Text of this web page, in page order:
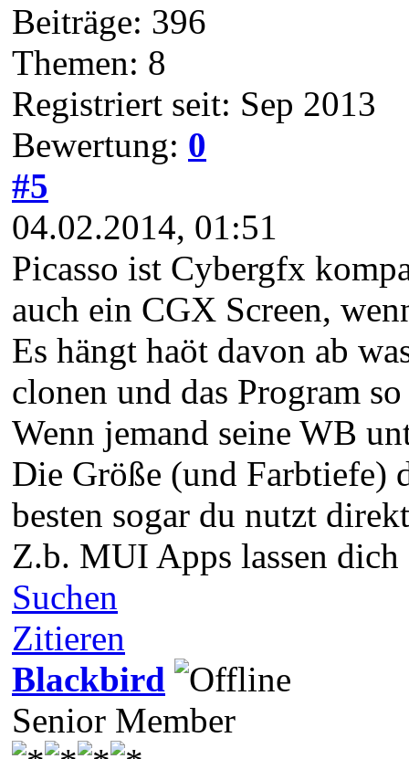
Beiträge: 396
Themen: 8
Registriert seit: Sep 2013
Bewertung: 0
#5
04.02.2014, 01:51
Picasso ist Cybergfx
auch ein CGX Screen,
Es hängt haöt davon ab
clonen und das Program
Wenn jemand seine WB
Die Größe (und Farbtiefe)
besten sogar du nutzt
Z.b. MUI Apps lassen dich
Suchen
Zitieren
Blackbird
Senior Member